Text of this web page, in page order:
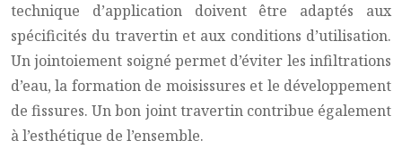
technique d’application doivent être adaptés aux
spécificités du travertin et aux conditions d’utilisation.
Un jointoiement soigné permet d’éviter les infiltrations
d’eau, la formation de moisissures et le développement
de fissures. Un bon joint travertin contribue également
à l’esthétique de l’ensemble.